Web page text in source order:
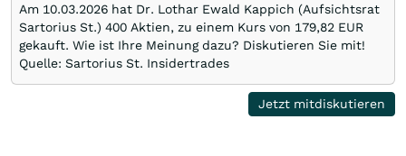
Am 10.03.2026 hat Dr. Lothar Ewald Kappich (Aufsichtsrat
Sartorius St.) 400 Aktien, zu einem Kurs von 179,82 EUR
gekauft. Wie ist Ihre Meinung dazu? Diskutieren Sie mit!
Quelle: Sartorius St. Insidertrades
Jetzt mitdiskutieren